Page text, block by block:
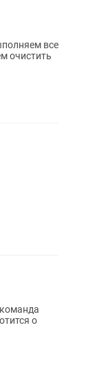
все
очистить
о